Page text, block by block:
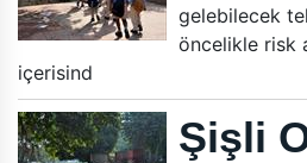
gelebilecek
öncelikle risk
içerisind
Şişli